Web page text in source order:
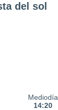
del sol
Mediodía
14:20